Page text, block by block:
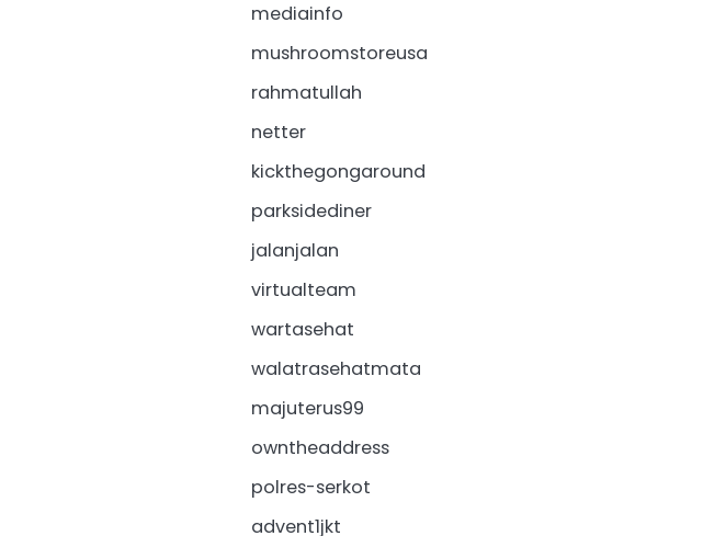
mediainfo
mushroomstoreusa
rahmatullah
netter
kickthegongaround
parksidediner
jalanjalan
virtualteam
wartasehat
walatrasehatmata
majuterus99
owntheaddress
polres-serkot
advent1jkt